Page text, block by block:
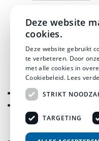
Ledikanten
Commodes
Nachtkastjes
Hoofdkussens
Dekbedden
Bedtextiel
OUTLET
Horsten
Deze website
cookies.
Deze website gebruikt
te verbeteren. Door
met alle cookies in
Cookiebeleid. Lees
STRIKT
TARGETING